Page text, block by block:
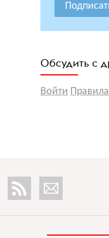
Обсудить с
Войти Правила